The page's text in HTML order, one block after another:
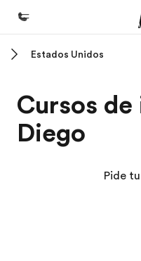
Programas
Ver todo lo que hacemos
Estados Unidos
Cursos de
Diego
Pide